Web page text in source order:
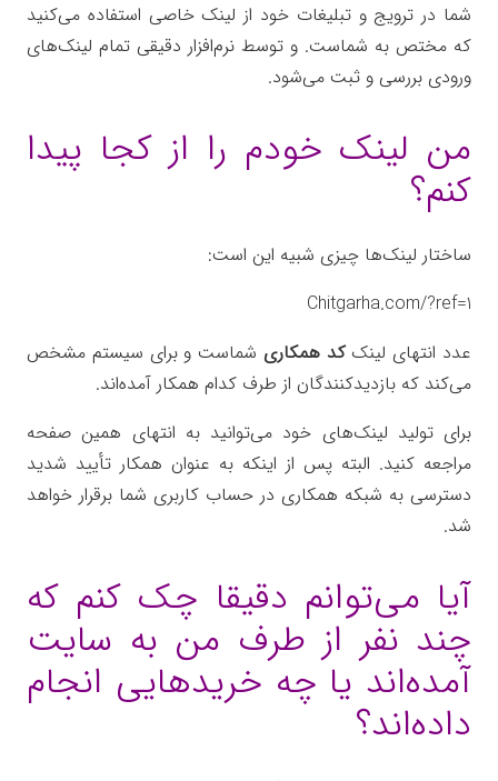
شما در ترویج و تبلیغات خود از لینک خاصی استفاده می‌کنید
که مختص به شماست. و توسط نرم‌افزار دقیقی تمام لینک‌های
ورودی بررسی و ثبت می‌شود.
من لینک خودم را از کجا پیدا
کنم؟
ساختار لینک‌ها چیزی شبیه این است:
Chitgarha.com/?ref=1
عدد انتهای لینککد همکاری شماست و برای سیستم مشخص
می‌کند که بازدیدکنندگان از طرف کدام همکار آمده‌اند.
برای تولید لینک‌های خود می‌توانید به انتهای همین صفحه
مراجعه کنید. البته پس از اینکه به عنوان همکار تأیید شدید
دسترسی به شبکه همکاری در حساب کاربری شما برقرار خواهد
شد.
آیا می‌توانم دقیقا چک کنم که
چند نفر از طرف من به سایت
آمده‌اند یا چه خریدهایی انجام
داده‌اند؟